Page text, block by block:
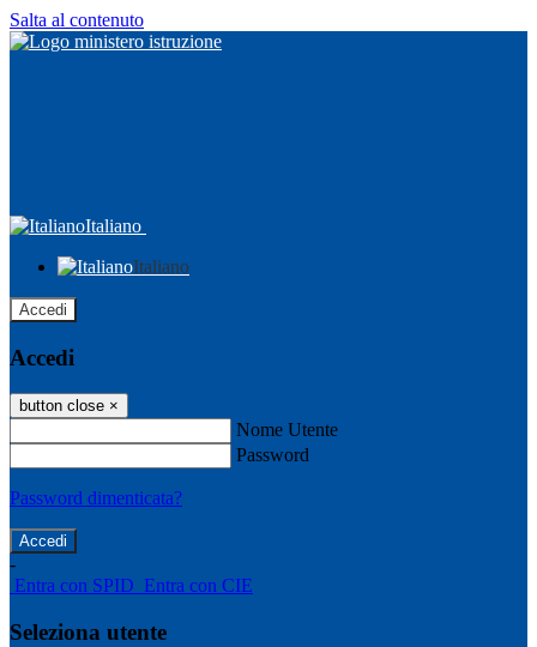
Salta al contenuto
Italiano
Italiano
Accedi
Accedi
button close ×
Nome Utente
Password
Password dimenticata?
-
Entra con SPID Entra con CIE
Seleziona utente